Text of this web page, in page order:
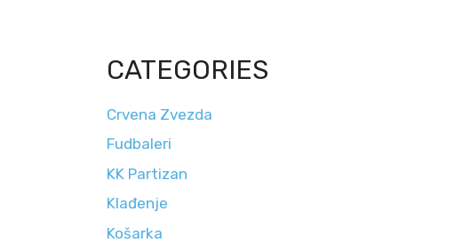
CATEGORIES
Crvena Zvezda
Fudbaleri
KK Partizan
Klađenje
Košarka